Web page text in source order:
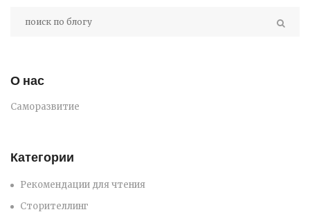
О нас
Саморазвитие
Категории
Рекомендации для чтения
Сторителлинг